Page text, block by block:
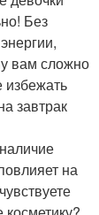
Без
вам сложно
избежать
завтрак
на